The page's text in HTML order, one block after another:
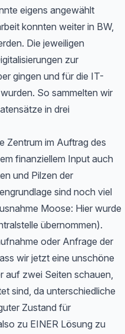
eigens angewählt
konnten weiter in BW,
Die jeweiligen
zur
gingen und für die IT-
So sammelten wir
in drei
Zentrum im Auftrag des
finanziellem Input auch
und Pilzen der
sind noch viel
Moose: Hier wurde
übernommen).
oder Anfrage der
wir jetzt eine unschöne
auf zwei Seiten schauen,
sind, da unterschiedliche
Zustand für
zu EINER Lösung zu